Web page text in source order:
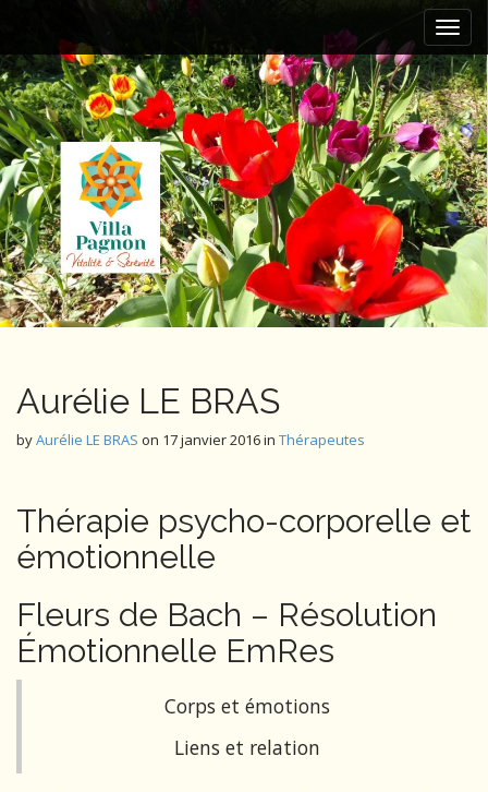
i
n
m
e
n
u
i
p
t
o
c
o
n
t
e
n
t
Aurélie LE BRAS
byAurélie LE BRAS on 17 janvier 2016in Thérapeutes
Thérapie psycho-corporelle et
émotionnelle
Fleurs de Bach – Résolution
Émotionnelle EmRes
Corps et émotions
Liens et relation